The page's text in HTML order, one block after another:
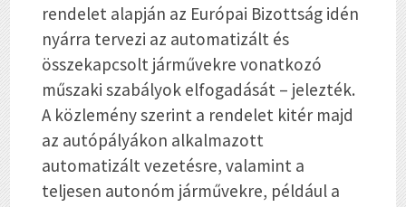
rendelet alapján az Európai Bizottság idén
nyárra tervezi az automatizált és
összekapcsolt járművekre vonatkozó
műszaki szabályok elfogadását – jelezték.
A közlemény szerint a rendelet kitér majd
az autópályákon alkalmazott
automatizált vezetésre, valamint a
teljesen autonóm járművekre, például a